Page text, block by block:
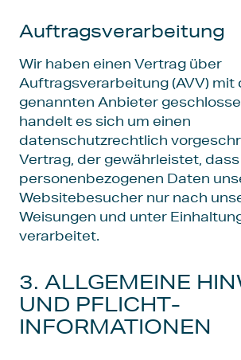
Auftragsverarbeitung
Wir haben einen Vertrag über
Auftragsverarbeitung (AVV) mit
genannten Anbieter
handelt es sich um einen
datenschutzrechtlich
Vertrag, der gewährleistet,
personenbezogenen Daten
Websitebesucher nur nach
Weisungen und unter
verarbeitet.
3. ALLGEMEINE
UND PFLICHT­
INFORMATIONEN